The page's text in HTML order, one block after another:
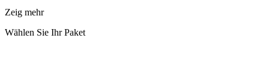
Zeig mehr
Wählen Sie Ihr Paket